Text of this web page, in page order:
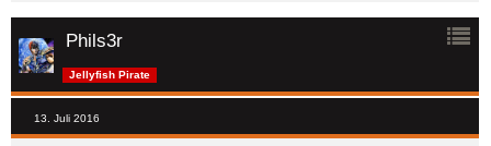
Phils3r
Jellyfish Pirate
13. Juli 2016